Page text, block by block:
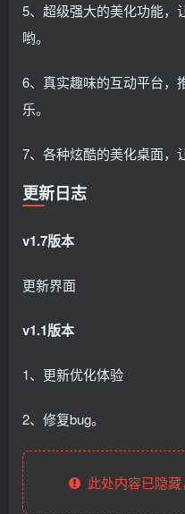
5、超级强大的美化功能，
哟。
6、真实趣味的互动平台，
乐。
7、各种炫酷的美化桌面，
更新日志
v1.7版本
更新界面
v1.1版本
1、更新优化体验
2、修复bug。
此处内容已隐藏